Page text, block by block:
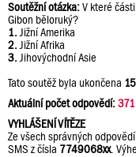
Soutěžní otázka:V které
Gibon běloruký?
1. Jižní Amerika
2. Jižní Afrika
3. Jihovýchodní Asie
Tato soutěž byla ukončena
Aktuální počet odpovědí:371
VYHLÁŠENÍ VÍTĚZE
Ze všech správných
SMS z čísla 7749068xx.